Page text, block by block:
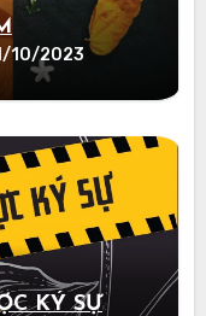
10/2023
KÝ SỰ